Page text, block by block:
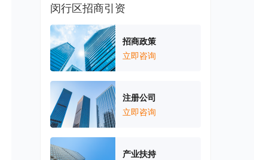
闵行区招商引资
招商政策
立即咨询
注册公司
立即咨询
产业扶持